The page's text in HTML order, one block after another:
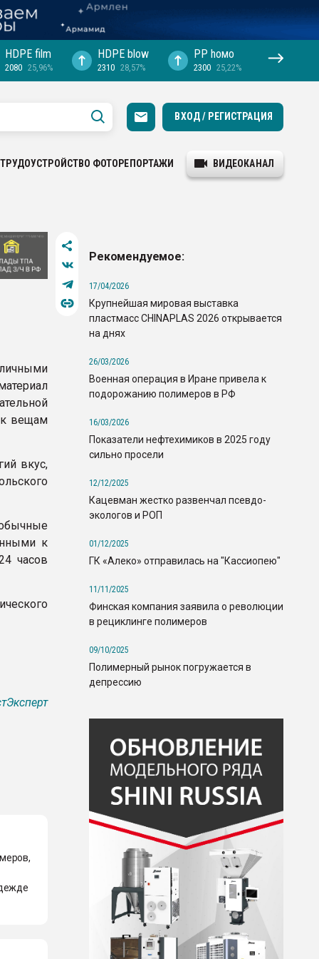
HDPE film
2080 25,96%
HDPE blow
2310 28,57%
PP hомо
2300 25,22%
ВХОД / РЕГИСТРАЦИЯ
ТРУДОУСТРОЙСТВО ФОТОРЕПОРТАЖИ ВИДЕОКАНАЛ
к вещам
вкус,
к
часов
Рекомендуемое:
17/04/2026
Крупнейшая мировая выставка
пластмасс CHINAPLAS 2026 открывается
на днях
26/03/2026
Военная операция в Иране привела к
подорожанию полимеров в РФ
16/03/2026
Показатели нефтехимиков в 2025 году
сильно просели
12/12/2025
Кацевман жестко развенчал псевдо-
экологов и РОП
01/12/2025
ГК «Алеко» отправилась на "Кассиопею"
11/11/2025
Финская компания заявила о революции
в рециклинге полимеров
09/10/2025
Полимерный рынок погружается в
депрессию